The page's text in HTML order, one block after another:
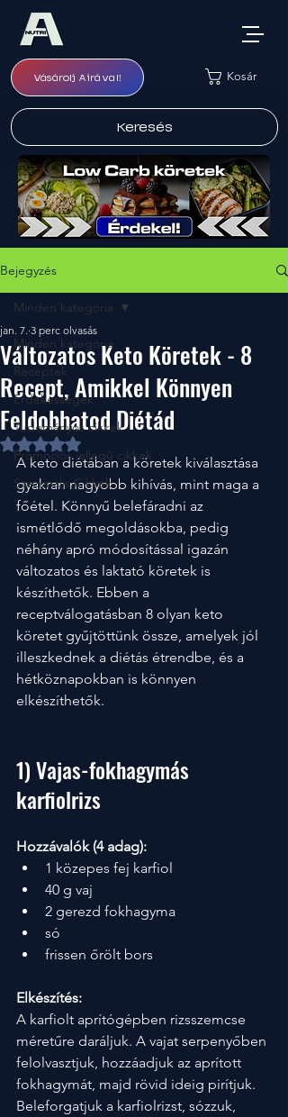
Vásárolj Airával! Kosár
Keresés
Bejegyzés
Minden kategória
Receptek
Érdekességek
Tudományos cikkek
Promociós jellegű cikkek
Szezonális Cikkek
Minden kategória
Változatos Keto Köretek - 8
Recept, Amikkel Könnyen
Feldobhatod Diétád
jan. 7. 3 perc olvasás
NaN csillagot kapott az 5-ből.
A keto diétában a köretek kiválasztása
gyakran nagyobb kihívás, mint maga a
főétel. Könnyű belefáradni az
ismétlődő megoldásokba, pedig
néhány apró módosítással igazán
változatos és laktató köretek is
készíthetők. Ebben a
receptválogatásban 8 olyan keto
köretet gyűjtöttünk össze, amelyek jól
illeszkednek a diétás étrendbe, és a
hétköznapokban is könnyen
elkészíthetők.
1) Vajas-fokhagymás
karfiolrizs
Hozzávalók (4 adag):
1 közepes fej karfiol
40 g vaj
2 gerezd fokhagyma
só
frissen őrölt bors
Elkészítés:
A karfiolt aprítógépben rizsszemcse
méretűre daráljuk. A vajat serpenyőben
felolvasztjuk, hozzáadjuk az aprított
fokhagymát, majd rövid ideig pirítjuk.
Beleforgatjuk a karfiolrizst, sózzuk,